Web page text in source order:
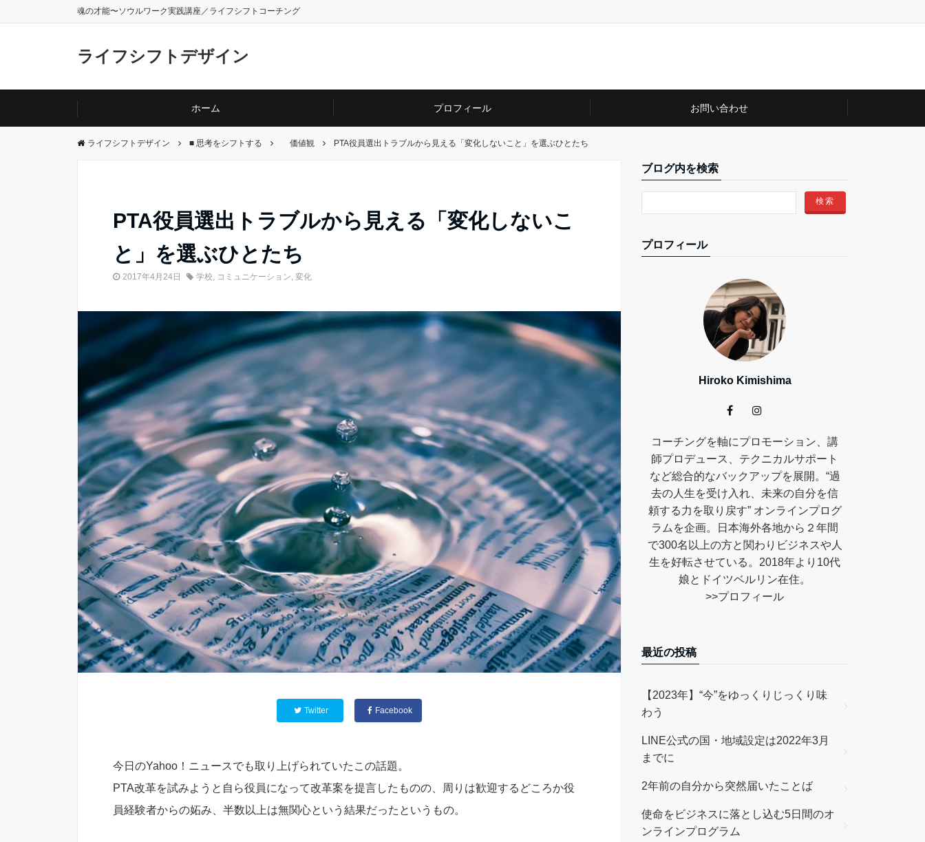
魂の才能〜ソウルワーク実践講座／ライフシフトコーチング
ライフシフトデザイン
ホーム プロフィール お問い合わせ
ライフシフトデザイン ■ 思考をシフトする 価値観 PTA役員選出トラブルから見える「変化しないこと」を選ぶひとたち
PTA役員選出トラブルから見える「変化しないこ
と」を選ぶひとたち
2017年4月24日 学校, コミュニケーション, 変化
Twitter Facebook
今日のYahoo！ニュースでも取り上げられていたこの話題。
PTA改革を試みようと自ら役員になって改革案を提言したものの、周りは歓迎するどころか役
員経験者からの妬み、半数以上は無関心という結果だったというもの。
ブログ内を検索
プロフィール
Hiroko Kimishima
コーチングを軸にプロモーション、講
師プロデュース、テクニカルサポート
など総合的なバックアップを展開。“過
去の人生を受け入れ、未来の自分を信
頼する力を取り戻す” オンラインプログ
ラムを企画。日本海外各地から２年間
で300名以上の方と関わりビジネスや人
生を好転させている。2018年より10代
娘とドイツベルリン在住。
>>プロフィール
最近の投稿
【2023年】“今”をゆっくりじっくり味
わう
LINE公式の国・地域設定は2022年3月
までに
2年前の自分から突然届いたことば
使命をビジネスに落とし込む5日間のオ
ンラインプログラム